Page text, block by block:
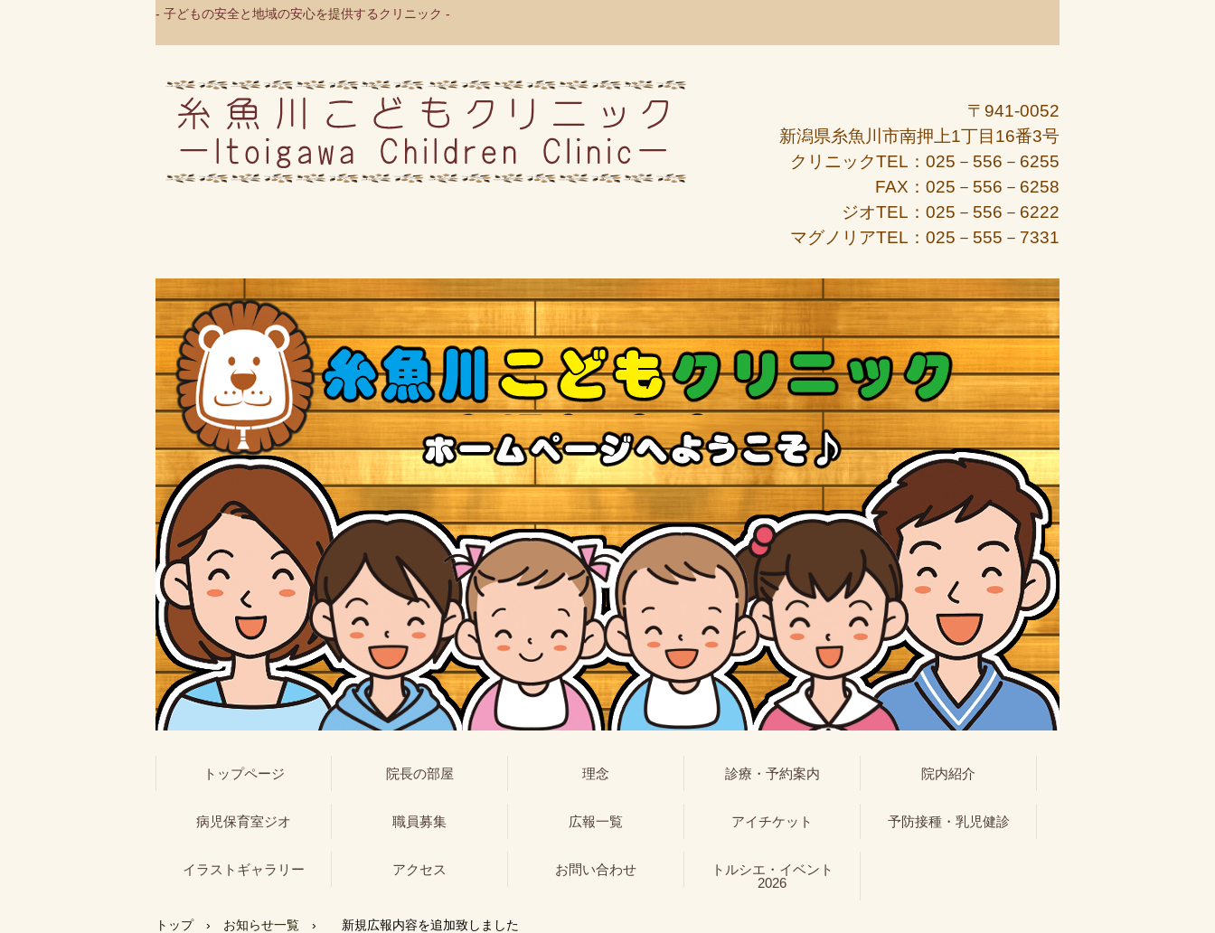
- 子どもの安全と地域の安心を提供するクリニック -
〒941-0052
新潟県糸魚川市南押上1丁目16番3号
クリニックTEL：025－556－6255
FAX：025－556－6258
ジオTEL：025－556－6222
マグノリアTEL：025－555－7331
トップページ 院長の部屋 理念 診療・予約案内 院内紹介
病児保育室ジオ 職員募集 広報一覧 アイチケット 予防接種・乳児健診
イラストギャラリー アクセス お問い合わせ
トルシエ・イベント
2026
トップ › お知らせ一覧 › 新規広報内容を追加致しました